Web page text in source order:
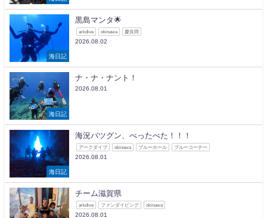
海日記
黒島マンタ🌟
arkdive okinawa 慶良間
2026.08.02
海日記
ナ・ナ・ナント！
2026.08.01
海日記
海況バツグン、べったべた！！！
アークダイブ okinawa ブルーホール ブルーコーナー
2026.08.01
チーム滋賀県
arkdive ファンダイビング okinawa
2026.08.01